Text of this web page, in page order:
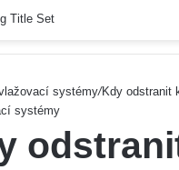
systémy/Kdy odstranit
systémy